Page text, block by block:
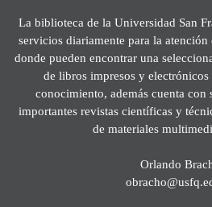
La biblioteca de la Universidad San
servicios diariamente para la atención
donde pueden encontrar una
de libros impresos y electrónicos
conocimiento, además cuenta con
importantes revistas científicas y
de materiales
Orlando